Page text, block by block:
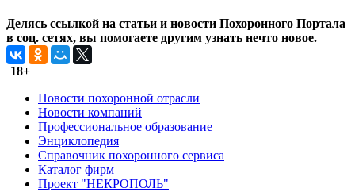
Делясь ссылкой на статьи и новости Похоронного Портала
в соц. сетях, вы помогаете другим узнать нечто новое.
18+
Новости похоронной отрасли
Новости компаний
Профессиональное образование
Энциклопедия
Справочник похоронного сервиса
Каталог фирм
Проект "НЕКРОПОЛЬ"